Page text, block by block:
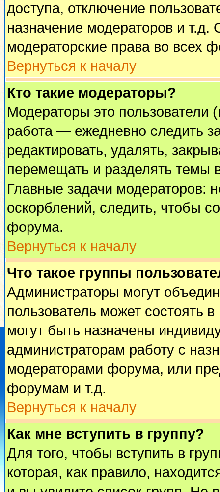
доступа, отключение
назначение модераторов и
модераторские права во всех
Вернуться к началу
Кто такие модераторы?
Модераторы это пользователи
работа — ежедневно следить
редактировать, удалять,
перемещать и разделять темы
Главные задачи модераторов:
оскорблений, следить, чтобы
форума.
Вернуться к началу
Что такое группы
Администраторы могут
пользователь может состоять
могут быть назначены
администраторам работу с
модераторами форума, или
форумам и т.д.
Вернуться к началу
Как мне вступить в группу?
Для того, чтобы вступить в
которая, как правило,